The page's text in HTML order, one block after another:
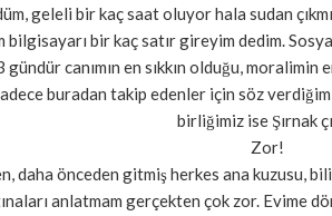
geleli bir kaç saat oluyor hala sudan
bilgisayarı bir kaç satır gireyim dedim.
canımın en sıkkın olduğu,
buradan takip edenler için söz
birliğimiz ise Şırnak
Zor!
daha önceden gitmiş herkes ana kuzusu,
anlatmam gerçekten çok zor. Evime